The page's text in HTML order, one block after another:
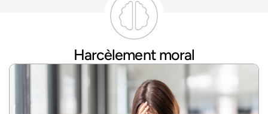
Harcèlement moral